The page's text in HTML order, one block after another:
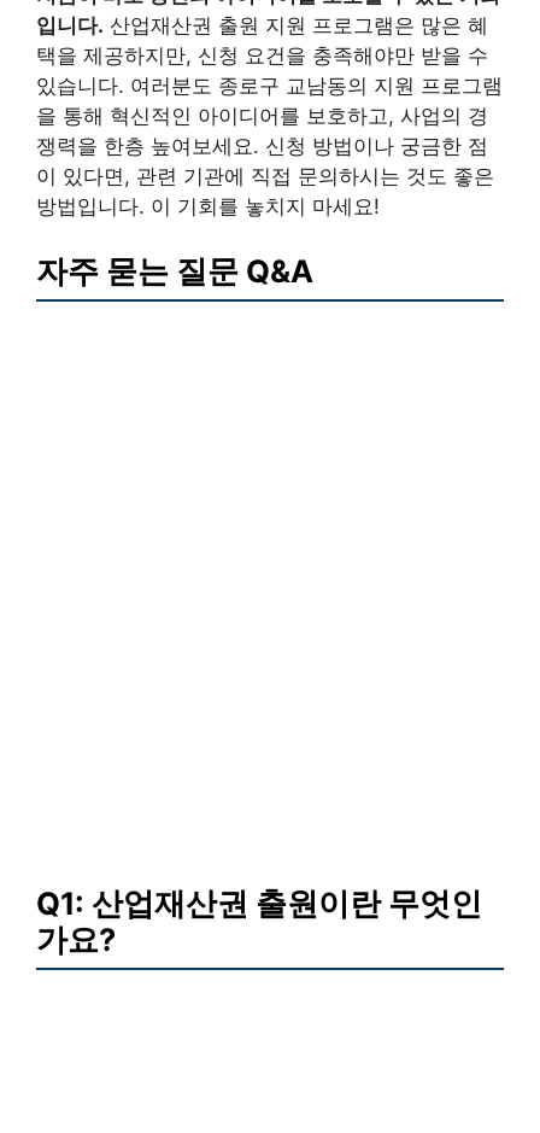
입니다. 산업재산권 출원 지원 프로그램은 많은 혜
택을 제공하지만, 신청 요건을 충족해야만 받을 수
있습니다. 여러분도 종로구 교남동의 지원 프로그램
을 통해 혁신적인 아이디어를 보호하고, 사업의 경
쟁력을 한층 높여보세요. 신청 방법이나 궁금한 점
이 있다면, 관련 기관에 직접 문의하시는 것도 좋은
방법입니다. 이 기회를 놓치지 마세요!
자주 묻는 질문 Q&A
Q1: 산업재산권 출원이란 무엇인
가요?